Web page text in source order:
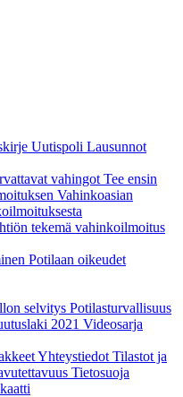
Uutispoli Lausunnot
vahingot Tee ensin
Vahinkoasian
tekemä vahinkoilmoitus
Potilaan oikeudet
selvitys Potilasturvallisuus
2021 Videosarja
Yhteystiedot Tilastot ja
Tietosuoja